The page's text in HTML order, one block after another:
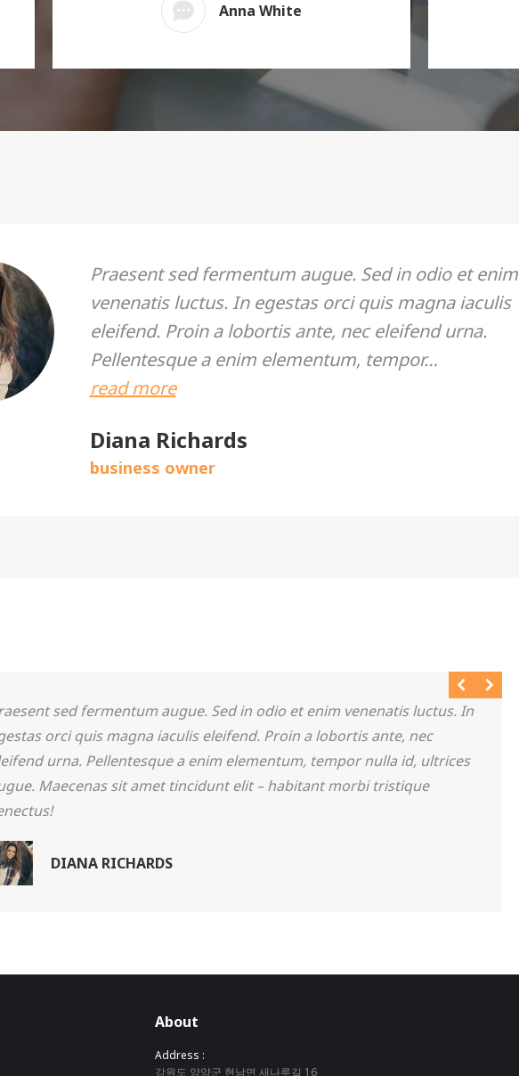
Anna White
Diana Richards
business owner
Praesent sed fermentum augue. Sed in odio et enim
venenatis luctus. In egestas orci quis magna iaculis
eleifend. Proin a lobortis ante, nec eleifend urna.
Pellentesque a enim elementum, tempor…
read more
DIANA RICHARDS
sed fermentum augue. Sed in odio et enim venenatis luctus. In
orci quis magna iaculis eleifend. Proin a lobortis ante, nec
urna. Pellentesque a enim elementum, tempor nulla id, ultrices
Maecenas sit amet tincidunt elit – habitant morbi tristique
About
Address :
강원도 양양군 현남면 새나루길 16